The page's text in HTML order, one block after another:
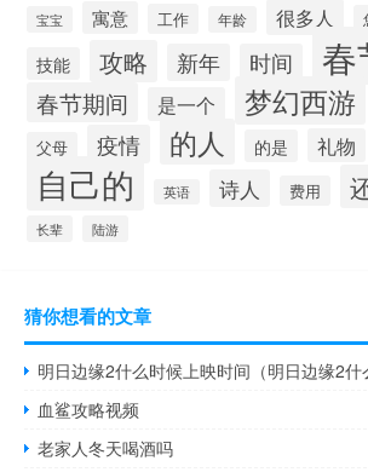
宝宝 寓意 工作 年龄 很多人
技能 攻略 新年 时间 春
春节期间 是一个 梦幻西游
父母 疫情 的人 的是 礼物
自己的 英语 诗人 费用
长辈 陆游
猜你想看的文章
明日边缘2什么时候上映时间（明日边缘2什
血鲨攻略视频
老家人冬天喝酒吗